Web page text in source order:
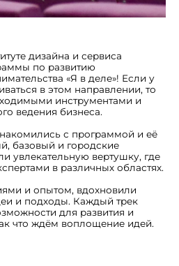
дизайна и сервиса
по развитию
«Я в деле»! Если у
в этом направлении, то
инструментами и
ведения бизнеса.
с программой и её
базовый и городские
увлекательную вертушку, где
в различных областях.
и опытом, вдохновили
и подходы. Каждый трек
для развития и
что ждём воплощение идей.